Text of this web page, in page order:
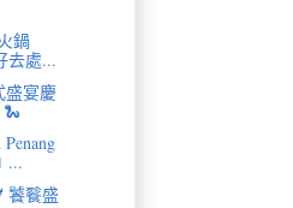
鍋
去處...
盛宴慶
...
饕餮盛